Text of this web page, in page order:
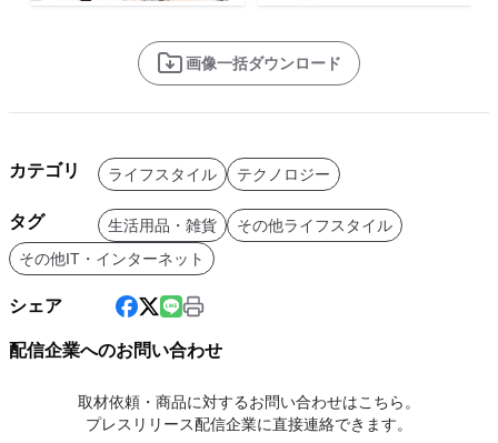
画像一括ダウンロード
カテゴリ ライフスタイル テクノロジー
タグ 生活用品・雑貨
その他ライフスタイル
その他IT・インターネット
シェア
配信企業へのお問い合わせ
取材依頼・商品に対するお問い合わせはこちら。
プレスリリース配信企業に直接連絡できます。